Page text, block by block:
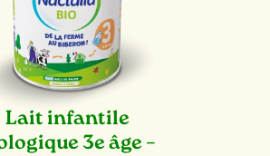
Lait infantile
3e âge –